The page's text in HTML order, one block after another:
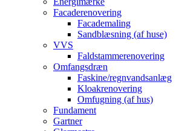
Facaderenovering
Facademaling
Sandblæsning (af huse)
VVS
Faldstammerenovering
Omfangsdræn
Faskine/regnvandsanlæg
Kloakrenovering
Omfugning (af hus)
Fundament
Gartner